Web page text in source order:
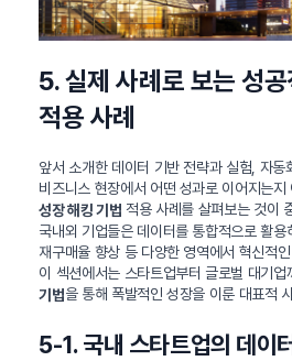
5. 실제 사례로 보는 성
적용 사례
앞서 소개한 데이터 기반 전략과 실험, 자동
비즈니스 현장에서 어떤 성과로 이어지는
성장 해킹 기법 적용 사례를 살펴보는 것이
국내외 기업들은 데이터를 통합적으로 활용
재구매율 향상 등 다양한 영역에서 혁신적
이 섹션에서는 스타트업부터 글로벌 대기업
기법을 통해 폭발적인 성장을 이룬 대표적
5-1. 국내 스타트업의 데이